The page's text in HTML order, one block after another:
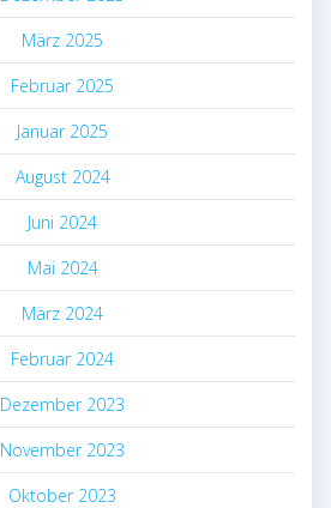
März 2025
Februar 2025
Januar 2025
August 2024
Juni 2024
Mai 2024
März 2024
Februar 2024
Dezember 2023
November 2023
Oktober 2023